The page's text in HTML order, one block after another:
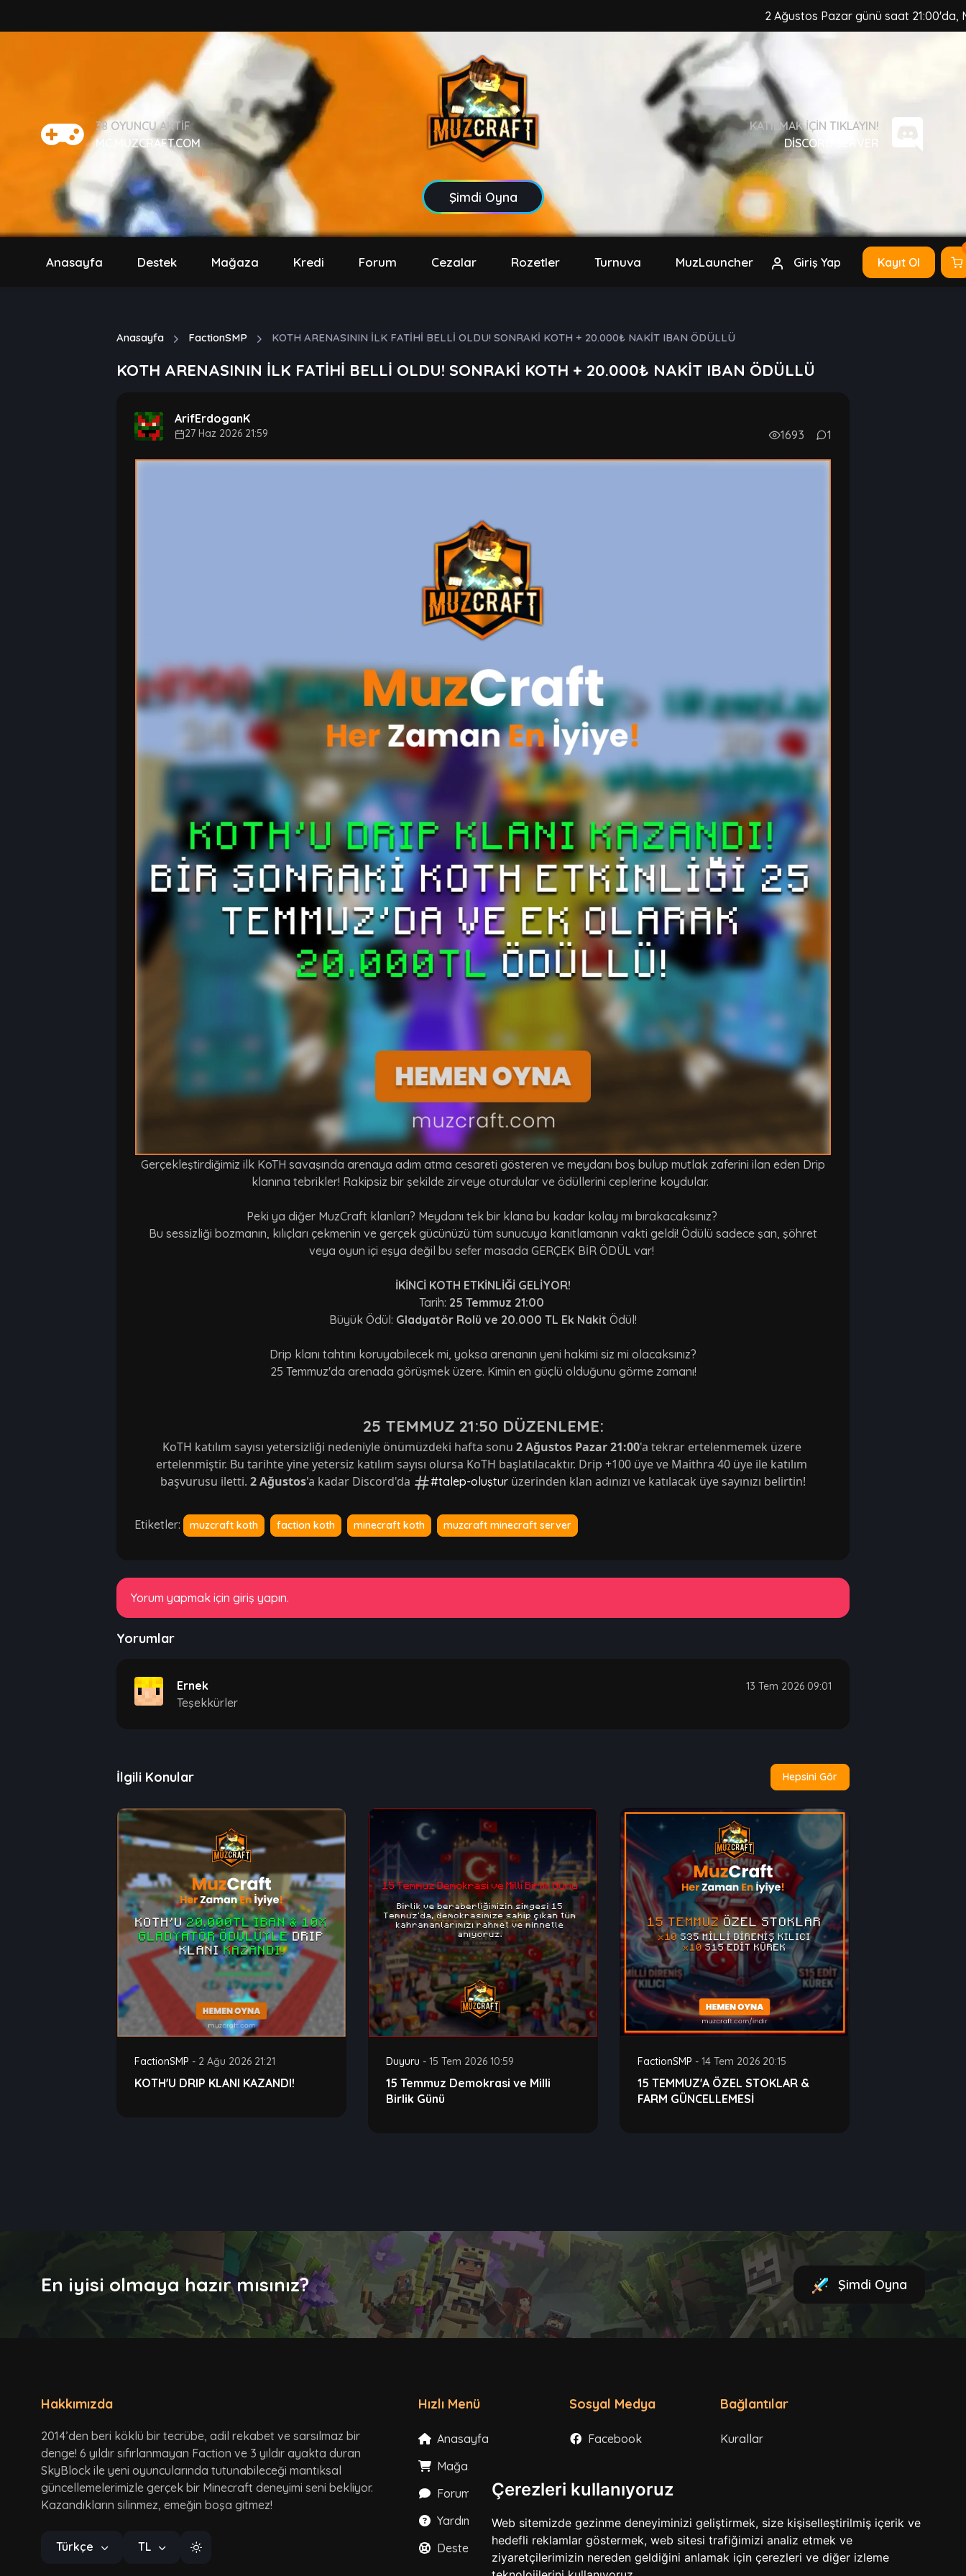
Çerezleri kullanıyoruz
Web sitemizde gezinme deneyiminizi geliştirmek, size kişiselleştirilmiş içerik ve
hedefli reklamlar göstermek, web sitesi trafiğimizi analiz etmek ve
ziyaretçilerimizin nereden geldiğini anlamak için çerezleri ve diğer izleme
2 Ağustos Pazar günü saat 21:00'da, MuzCraft
38 OYUNCU AKTIF
MC.MUZCRAFT.COM
Şimdi Oyna
KATILMAK IÇIN TIKLAYIN!
DISCORD SERVER
Giriş Yap Kayıt Ol
Anasayfa Destek Mağaza Kredi Forum Cezalar Rozetler Turnuva MuzLauncher
Anasayfa FactionSMP KOTH ARENASININ İLK FATİHİ BELLİ OLDU! SONRAKİ KOTH + 20.000₺ NAKİT IBAN ÖDÜLLÜ
KOTH ARENASININ İLK FATİHİ BELLİ OLDU! SONRAKİ KOTH + 20.000₺ NAKİT IBAN ÖDÜLLÜ
ArifErdoganK
27 Haz 2026 21:59 1693 1
Gerçekleştirdiğimiz ilk KoTH savaşında arenaya adım atma cesareti gösteren ve meydanı boş bulup mutlak zaferini ilan eden Drip
klanına tebrikler! Rakipsiz bir şekilde zirveye oturdular ve ödüllerini ceplerine koydular.
Peki ya diğer MuzCraft klanları? Meydanı tek bir klana bu kadar kolay mı bırakacaksınız?
Bu sessizliği bozmanın, kılıçları çekmenin ve gerçek gücünüzü tüm sunucuya kanıtlamanın vakti geldi! Ödülü sadece şan, şöhret
veya oyun içi eşya değil bu sefer masada GERÇEK BİR ÖDÜL var!
İKİNCİ KOTH ETKİNLİĞİ GELİYOR!
Tarih: 25 Temmuz 21:00
Büyük Ödül: Gladyatör Rolü ve 20.000 TL Ek Nakit Ödül!
Drip klanı tahtını koruyabilecek mi, yoksa arenanın yeni hakimi siz mi olacaksınız?
25 Temmuz'da arenada görüşmek üzere. Kimin en güçlü olduğunu görme zamanı!
25 TEMMUZ 21:50 DÜZENLEME:
KoTH katılım sayısı yetersizliği nedeniyle önümüzdeki hafta sonu 2 Ağustos Pazar 21:00'a tekrar ertelenmemek üzere
ertelenmiştir. Bu tarihte yine yetersiz katılım sayısı olursa KoTH başlatılacaktır. Drip +100 üye ve Maithra 40 üye ile katılım
başvurusu iletti. 2 Ağustos'a kadar Discord'da #talep-oluştur üzerinden klan adınızı ve katılacak üye sayınızı belirtin!
Etiketler: muzcraft koth faction koth minecraft koth muzcraft minecraft server
Yorum yapmak için giriş yapın.
Yorumlar
Ernek 13 Tem 2026 09:01
Teşekkürler
İlgili Konular Hepsini Gör
FactionSMP - 2 Ağu 2026 21:21
KOTH'U DRIP KLANI KAZANDI!
Duyuru - 15 Tem 2026 10:59
15 Temmuz Demokrasi ve Milli
Birlik Günü
FactionSMP - 14 Tem 2026 20:15
15 TEMMUZ'A ÖZEL STOKLAR &
FARM GÜNCELLEMESİ
En iyisi olmaya hazır mısınız? Şimdi Oyna
Hakkımızda
2014’den beri köklü bir tecrübe, adil rekabet ve sarsılmaz bir
denge! 6 yıldır sıfırlanmayan Faction ve 3 yıldır ayakta duran
SkyBlock ile yeni oyuncularında tutunabileceği mantıksal
güncellemelerimizle gerçek bir Minecraft deneyimi seni bekliyor.
Kazandıkların silinmez, emeğin boşa gitmez!
Türkçe TL
Hızlı Menü
Anasayfa
Mağaza
Forum
Yardım
Destek
Sosyal Medya
Facebook
X
YouTube
TikTok
Bağlantılar
Kurallar